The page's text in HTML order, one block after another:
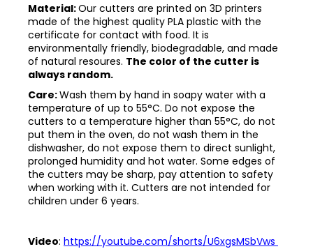
Material:Our cutters are printed on 3D printers
made of the highest quality PLA plastic with the
certificate for contact with food. It is
environmentally friendly, biodegradable, and made
of natural resoures. The color of the cutter is
always random.
Care:Wash them by hand in soapy water with a
temperature of up to 55°C. Do not expose the
cutters to a temperature higher than 55°C, do not
put them in the oven, do not wash them in the
dishwasher, do not expose them to direct sunlight,
prolonged humidity and hot water. Some edges of
the cutters may be sharp, pay attention to safety
when working with it. Cutters are not intended for
children under 6 years.
Video: https://youtube.com/shorts/U6xgsMSbVws